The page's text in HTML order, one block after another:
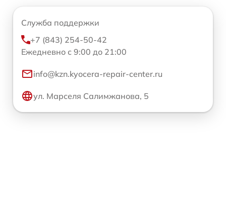
Служба поддержки
+7 (843) 254-50-42
Ежедневно с 9:00 до 21:00
info@kzn.kyocera-repair-center.ru
ул. Марселя Салимжанова, 5